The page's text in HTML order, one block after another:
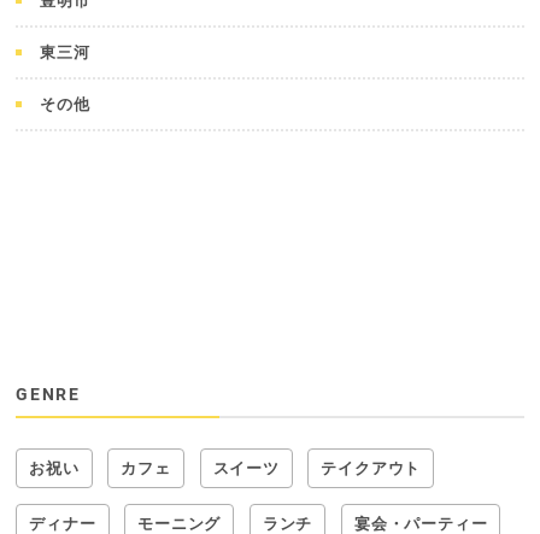
東三河
その他
GENRE
お祝い カフェ スイーツ テイクアウト
ディナー モーニング ランチ 宴会・パーティー